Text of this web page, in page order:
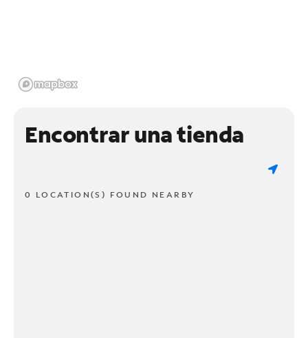
Encontrar una tienda
0 LOCATION(S) FOUND NEARBY